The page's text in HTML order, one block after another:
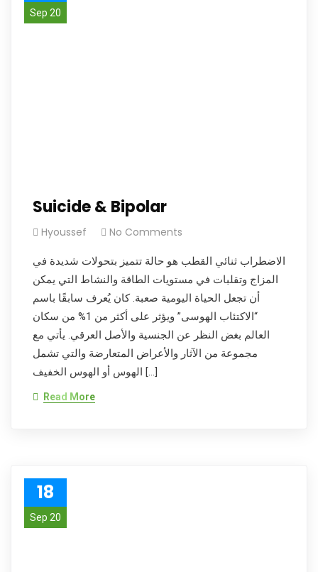
Sep 20
Suicide & Bipolar
Hyoussef No Comments
الاضطراب ثنائي القطب هو حالة تتميز بتحولات شديدة في
المزاج وتقلبات في مستويات الطاقة والنشاط التي يمكن
أن تجعل الحياة اليومية صعبة. كان يُعرف سابقًا باسم
“الاكتئاب الهوسى” ويؤثر على أكثر من 1% من سكان
العالم بغض النظر عن الجنسية والأصل العرقي. يأتي مع
مجموعة من الآثار والأعراض المتعارضة والتي تشمل
الهوس أو الهوس الخفيف […]
Read More
18
Sep 20